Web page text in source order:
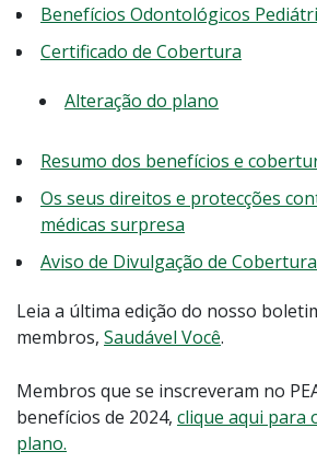
Benefícios Odontológicos
Certificado de Cobertura
Alteração do plano
Resumo dos benefícios e
Os seus direitos e protecções
médicas surpresa
Aviso de Divulgação de
Leia a última edição do nosso
membros, Saudável Você.
Membros que se inscreveram no
benefícios de 2024, clique aqui para
plano.